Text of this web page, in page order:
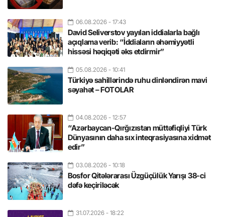
06.08.2026 - 17:43
David Seliverstov yayılan iddialarla bağlı
açıqlama verib: “İddiaların əhəmiyyətli
hissəsi həqiqəti əks etdirmir”
05.08.2026 - 10:41
Türkiyə sahillərində ruhu dinləndirən mavi
səyahət – FOTOLAR
04.08.2026 - 12:57
“Azərbaycan-Qırğızıstan müttəfiqliyi Türk
Dünyasının daha sıx inteqrasiyasına xidmət
edir”
03.08.2026 - 10:18
Bosfor Qitələrarası Üzgüçülük Yarışı 38-ci
dəfə keçiriləcək
31.07.2026 - 18:22